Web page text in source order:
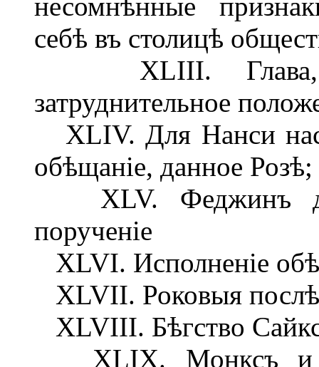
несомнѣнные
себѣ въ столицѣ
XLIII. Глава, въ
затруднительное
XLIV. Для Нанси
обѣщаніе, данное Розѣ;
XLV. Феджинъ
порученіе
XLVI. Исполненіе
XLVII. Роковыя
XLVIII. Бѣгство
XLIX. Монксъ и